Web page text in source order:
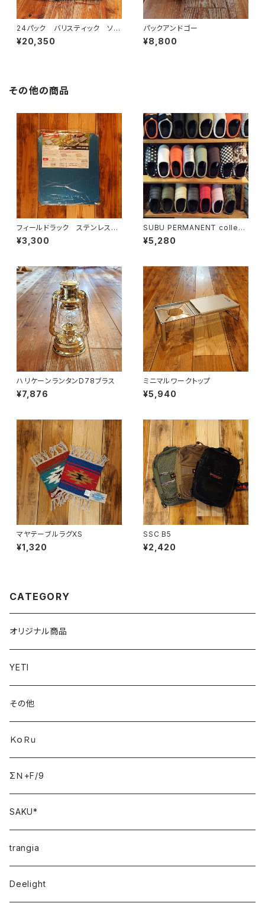
24パック バリスティック ソフ
トクーラー
¥20,350
パックアンドゴー
¥8,800
その他の商品
フィールドラック ステンレス天
板 ハーフ
¥3,300
SUBU PERMANENT collecti
on
¥5,280
ハリケーンランタンD78ブラス
¥7,876
ミニマルワークトップ
¥5,940
マヤテーブルラグXS
¥1,320
SSC B5
¥2,420
CATEGORY
オリジナル商品
YETI
その他
ＫｏＲｕ
ΣＮ+F/9
SAKU*
trangia
Deelight